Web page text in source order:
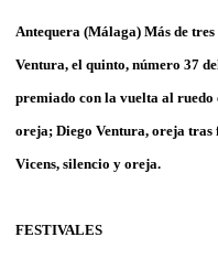
Antequera (Málaga) Más de
Ventura, el quinto, número 37
premiado con la vuelta al
oreja; Diego Ventura, oreja tras
Vicens, silencio y oreja.
FESTIVALES